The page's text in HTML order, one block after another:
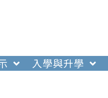
入學與升學